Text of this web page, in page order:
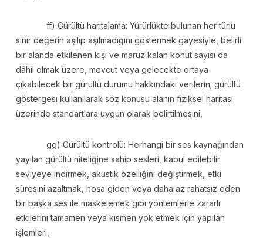
ff) Gürültü haritalama: Yürürlükte bulunan her türlü
sınır değerin aşılıp aşılmadığını göstermek gayesiyle, belirli
bir alanda etkilenen kişi ve maruz kalan konut sayısı da
dâhil olmak üzere, mevcut veya gelecekte ortaya
çıkabilecek bir gürültü durumu hakkındaki verilerin; gürültü
göstergesi kullanılarak söz konusu alanın fiziksel haritası
üzerinde standartlara uygun olarak belirtilmesini,
gg) Gürültü kontrolü: Herhangi bir ses kaynağından
yayılan gürültü niteliğine sahip sesleri, kabul edilebilir
seviyeye indirmek, akustik özelliğini değiştirmek, etki
süresini azaltmak, hoşa giden veya daha az rahatsız eden
bir başka ses ile maskelemek gibi yöntemlerle zararlı
etkilerini tamamen veya kısmen yok etmek için yapılan
işlemleri,